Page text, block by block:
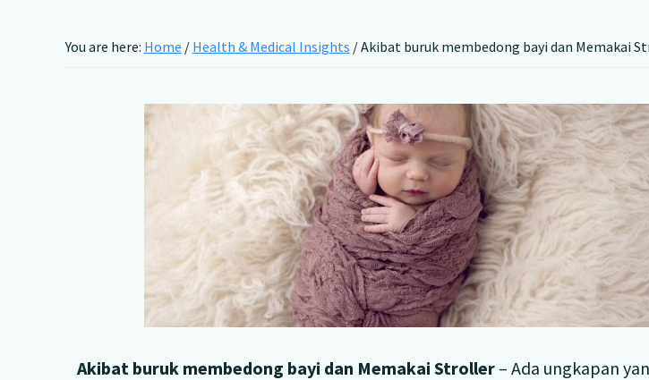
You are here: Home / Health & Medical Insights /Akibat buruk membedong bayi dan Memakai
Akibat buruk membedong bayi dan Memakai Stroller – Ada ungkapan